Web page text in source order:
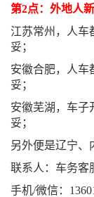
第2点：外地人
江苏常州，人车
妥；
安徽合肥，人车
妥；
安徽芜湖，车子
妥；
另外便是辽宁、
联系人：车务客
手机/微信：